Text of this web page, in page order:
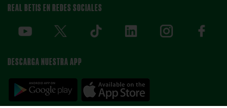
REAL BETIS EN REDES SOCIALES
DESCARGA NUESTRA APP